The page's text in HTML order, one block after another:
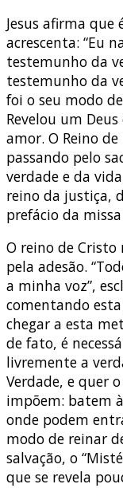
Jesus afirma que
acrescenta: “Eu
testemunho da
testemunho da
foi o seu modo
Revelou um
amor. O Reino
passando pelo
verdade e da
reino da justiça,
prefácio da
O reino de Cristo
pela adesão.
a minha voz”,
comentando esta
chegar a esta
de fato, é
livremente a
Verdade, e quer
impõem: batem
onde podem
modo de reinar
salvação, o
que se revela